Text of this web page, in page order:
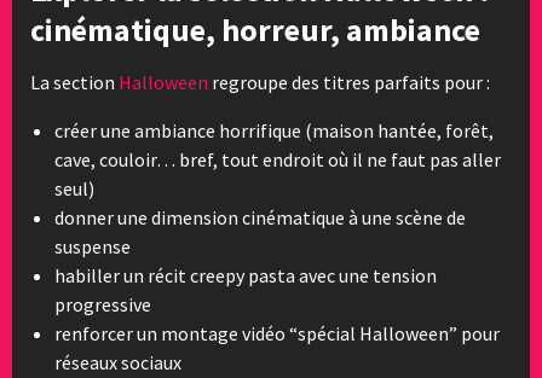
cinématique, horreur, ambiance
La section Halloween regroupe des titres parfaits pour :
créer une ambiance horrifique (maison hantée, forêt,
cave, couloir… bref, tout endroit où il ne faut pas aller
seul)
donner une dimension cinématique à une scène de
suspense
habiller un récit creepy pasta avec une tension
progressive
renforcer un montage vidéo “spécial Halloween” pour
réseaux sociaux